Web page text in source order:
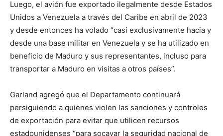
Luego, el avión fue exportado ilegalmente desde Estados
Unidos a Venezuela a través del Caribe en abril de 2023
y desde entonces ha volado “casi exclusivamente hacia y
desde una base militar en Venezuela y se ha utilizado en
beneficio de Maduro y sus representantes, incluso para
transportar a Maduro en visitas a otros países”.
Garland agregó que el Departamento continuará
persiguiendo a quienes violen las sanciones y controles
de exportación para evitar que utilicen recursos
estadounidenses “para socavar la seguridad nacional de